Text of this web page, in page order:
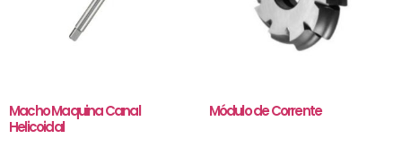
Macho Maquina Canal
Helicoidal
Módulo de Corrente